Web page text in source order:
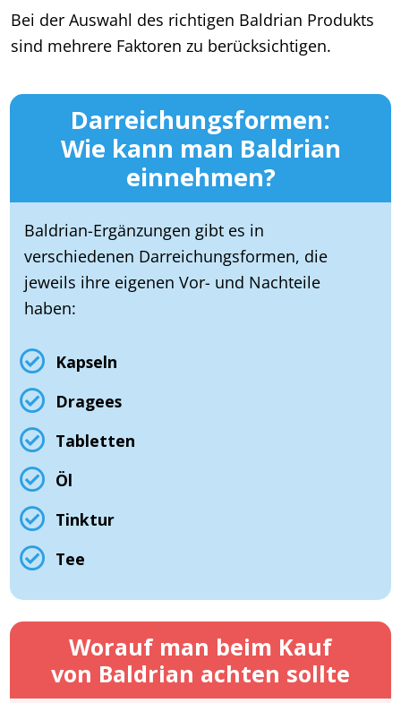
Bei der Auswahl des richtigen Baldrian Produkts
sind mehrere Faktoren zu berücksichtigen.
Darreichungsformen:
Wie kann man Baldrian
einnehmen?
Baldrian-Ergänzungen gibt es in
verschiedenen Darreichungsformen, die
jeweils ihre eigenen Vor- und Nachteile
haben:
Kapseln
Dragees
Tabletten
Öl
Tinktur
Tee
Worauf man beim Kauf
von Baldrian achten sollte